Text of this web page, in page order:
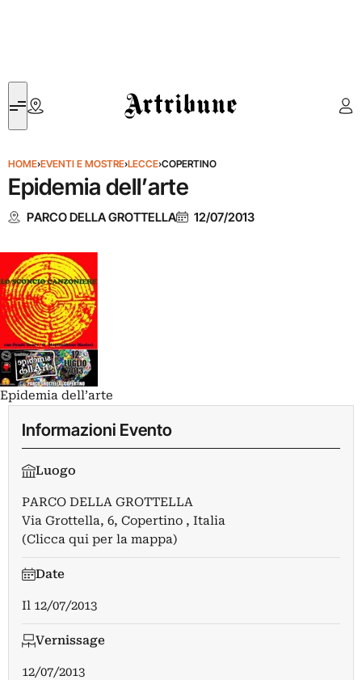
Artribune
HOME›EVENTI E MOSTRE›LECCE›COPERTINO
Epidemia dell’arte
PARCO DELLA GROTTELLA 12/07/2013
Epidemia dell’arte
Informazioni Evento
Luogo
PARCO DELLA GROTTELLA
Via Grottella, 6, Copertino , Italia
(Clicca qui per la mappa)
Date
Il 12/07/2013
Vernissage
12/07/2013